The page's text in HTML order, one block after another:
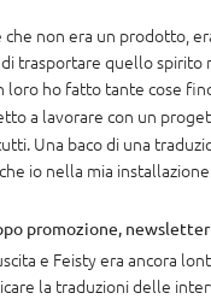
non era un prodotto,
trasportare quello
loro ho fatto tante cose
a lavorare con un
Una baco di una
io nella mia
promozione,
e Feisty era ancora
la traduzioni delle